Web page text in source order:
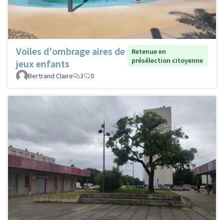
Voiles d'ombrage aires de
jeux enfants
Retenue en
présélection citoyenne
Bertrand Claire
3 0